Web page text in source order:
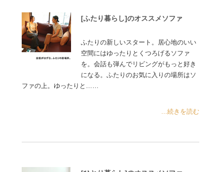
[ふたり暮らし]のオススメソファ
ふたりの新しいスタート。居心地のいい
空間にはゆったりとくつろげるソファ
を。会話も弾んでリビングがもっと好き
になる。ふたりのお気に入りの場所はソ
ファの上。ゆったりと……
...続きを読む